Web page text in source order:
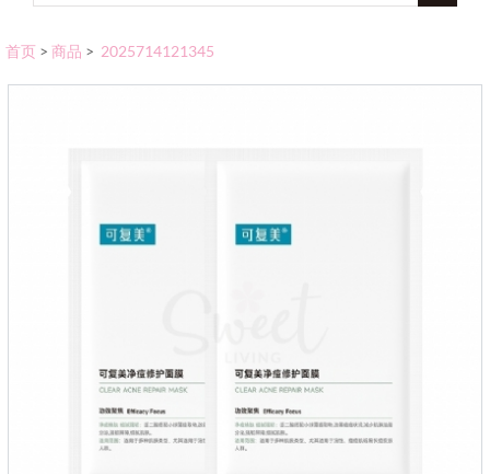
首页 > 商品 > 2025714121345